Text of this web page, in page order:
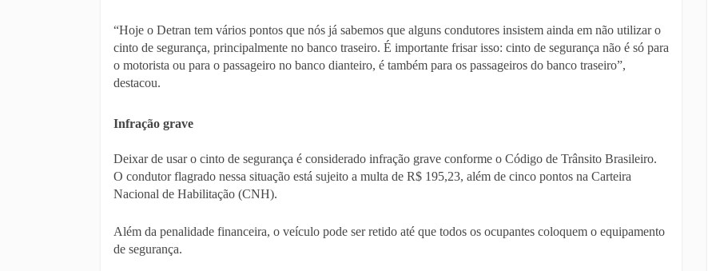
“Hoje o Detran tem vários pontos que nós já sabemos que alguns condutores insistem ainda em não utilizar o
cinto de segurança, principalmente no banco traseiro. É importante frisar isso: cinto de segurança não é só para
o motorista ou para o passageiro no banco dianteiro, é também para os passageiros do banco traseiro”,
destacou.
Infração grave
Deixar de usar o cinto de segurança é considerado infração grave conforme o Código de Trânsito Brasileiro.
O condutor flagrado nessa situação está sujeito a multa de R$ 195,23, além de cinco pontos na Carteira
Nacional de Habilitação (CNH).
Além da penalidade financeira, o veículo pode ser retido até que todos os ocupantes coloquem o equipamento
de segurança.